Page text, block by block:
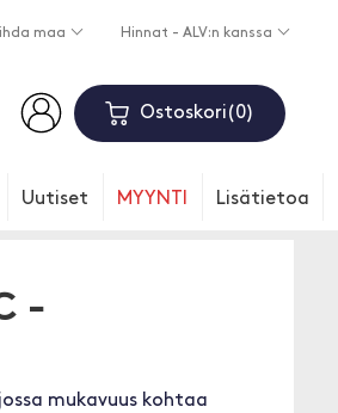
maa Hinnat - ALV:n kanssa
Ostoskori 0
Uutiset MYYNTI Lisätietoa
-
mukavuus kohtaa